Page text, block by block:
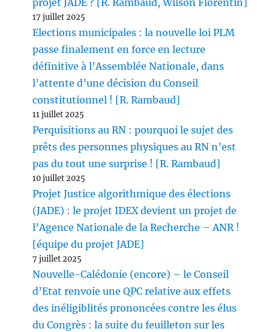
projet JADE ? [R. Rambaud, Wilson Florentin]
17 juillet 2025
Elections municipales : la nouvelle loi PLM
passe finalement en force en lecture
définitive à l’Assemblée Nationale, dans
l’attente d’une décision du Conseil
constitutionnel ! [R. Rambaud]
11 juillet 2025
Perquisitions au RN : pourquoi le sujet des
prêts des personnes physiques au RN n’est
pas du tout une surprise ! [R. Rambaud]
10 juillet 2025
Projet Justice algorithmique des élections
(JADE) : le projet IDEX devient un projet de
l’Agence Nationale de la Recherche – ANR !
[équipe du projet JADE]
7 juillet 2025
Nouvelle-Calédonie (encore) – le Conseil
d’Etat renvoie une QPC relative aux effets
des inéligiblités prononcées contre les élus
du Congrès : la suite du feuilleton sur les